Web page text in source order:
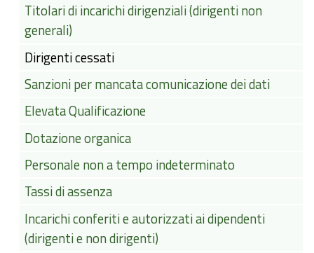
Titolari di incarichi dirigenziali (dirigenti non
generali)
Dirigenti cessati
Sanzioni per mancata comunicazione dei dati
Elevata Qualificazione
Dotazione organica
Personale non a tempo indeterminato
Tassi di assenza
Incarichi conferiti e autorizzati ai dipendenti
(dirigenti e non dirigenti)